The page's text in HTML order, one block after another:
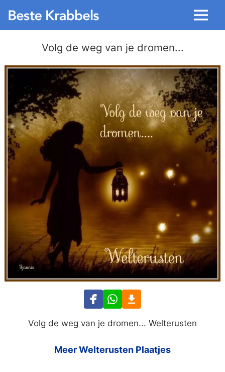
Menu
Volg de weg van je dromen...
Volg de weg van je dromen... Welterusten
Meer Welterusten Plaatjes